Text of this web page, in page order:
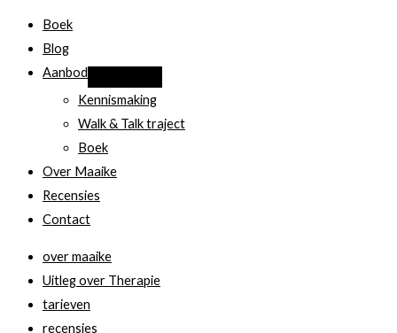
Boek
Blog
Aanbod
Kennismaking
Walk & Talk traject
Boek
Over Maaike
Recensies
Contact
over maaike
Uitleg over Therapie
tarieven
recensies